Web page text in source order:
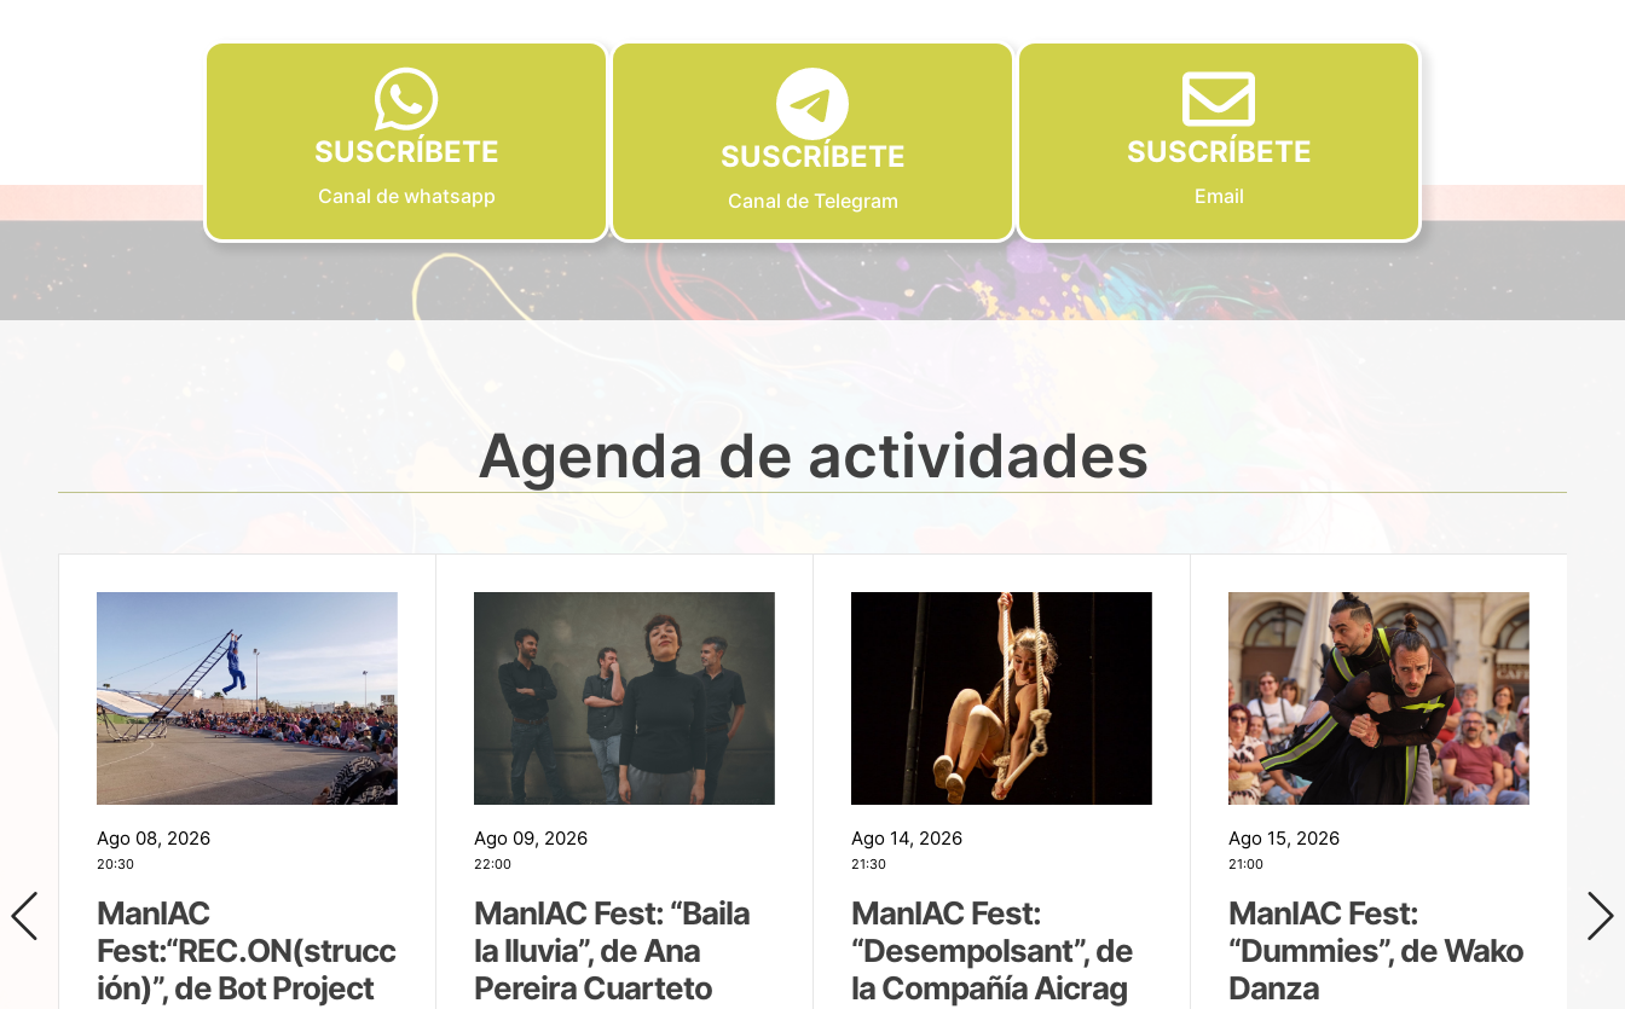
SUSCRÍBETE
Canal de whatsapp
SUSCRÍBETE
Canal de Telegram
SUSCRÍBETE
Email
Agenda de actividades
Ago 08, 2026
20:30
ManIAC
Fest:“REC.ON(strucc
ión)”, de Bot Project
Ago 09, 2026
22:00
ManIAC Fest: “Baila
la lluvia”, de Ana
Pereira Cuarteto
Ago 14, 2026
21:30
ManIAC Fest:
“Desempolsant”, de
la Compañía Aicrag
Ago 15, 2026
21:00
ManIAC Fest:
“Dummies”, de Wako
Danza